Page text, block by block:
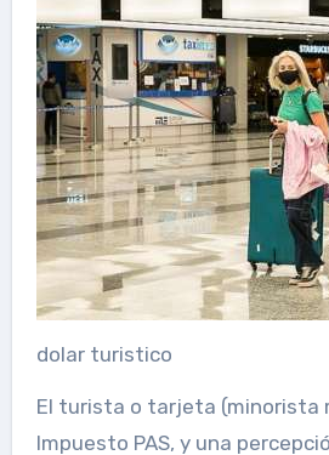
dolar turistico
El turista o tarjeta (minorista
Impuesto PAS, y una